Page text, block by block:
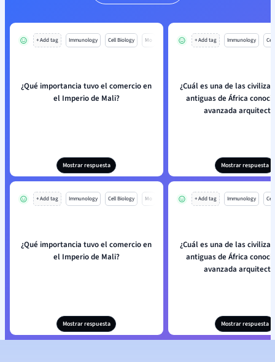
+ Add tag Immunology Cell Biology Mo
¿Qué importancia tuvo el comercio en
el Imperio de Mali?
Mostrar respuesta
+ Add tag Immunology
¿Cuál es una de las
antiguas de África
avanzada
Mostrar respuesta
+ Add tag Immunology Cell Biology Mo
¿Qué importancia tuvo el comercio en
el Imperio de Mali?
Mostrar respuesta
+ Add tag Immunology
¿Cuál es una de las
antiguas de África
avanzada
Mostrar respuesta